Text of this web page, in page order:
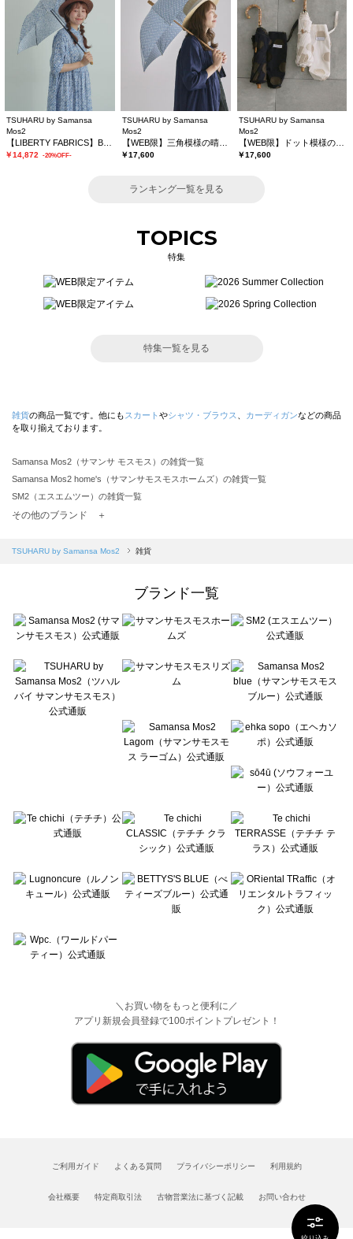
TSUHARU by Samansa
Mos2
￥14,872 -20%OFF-
TSUHARU by Samansa
Mos2
￥17,600
TSUHARU by Samansa
Mos2
【WEB限】ドット模様の晴雨兼用日傘
￥17,600
ランキング一覧を見る
TOPICS
特集
特集一覧を見る
雑貨の商品一覧です。他にも スカート やシャツ・ブラウス カーディガンなどの商品
を取り揃えております。
Samansa Mos2（サマンサ モスモス）の雑貨一覧
Samansa Mos2 home's（サマンサモスモスホームズ）の雑貨一覧
SM2（エスエムツー）の雑貨一覧
TSUHARU by Samansa Mos2（ツハルバイサマンサモスモス）の雑貨一覧
Samansa Mos2 blue（サマンサモスモス ブルー）の雑貨一覧
sō4ū（ソウフォーユー）の雑貨一覧
Te chichi（テチチ）の雑貨一覧
Te chichi CLASSIC（テチチ クラシック）の雑貨一覧
Lugnoncure（ルノンキュール）の雑貨一覧
BETTY'S BLUE（べティーズブルー）の雑貨一覧
Wpc.（ワールドパーティー）の雑貨一覧
その他のブランド ＋
TSUHARU by Samansa Mos2 雑貨
ブランド一覧
＼お買い物をもっと便利に／
アプリ新規会員登録で100ポイントプレゼント！
ご利用ガイド よくある質問 プライバシーポリシー 利用規約
会社概要 特定商取引法 古物営業法に基づく記載 お問い合わせ